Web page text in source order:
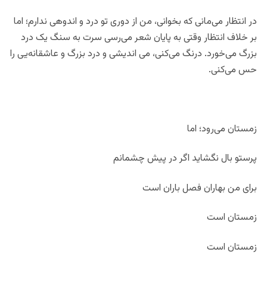
در انتظار می‌مانی که بخوانی، من از دوری تو درد و اندوهی ندارم؛ اما
بر خلاف انتظار وقتی به پایان شعر می‌رسی سرت به سنگ یک درد
بزرگ می‌خورد. درنگ می‌کنی، می اندیشی و درد بزرگ و عاشقانه‌یی را
حس می‌کنی.
زمستان می‌رود؛ اما
پرستو بال نگشاید اگر در پیش چشمانم
برای من بهاران فصل باران است
زمستان است
زمستان است